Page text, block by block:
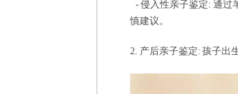
- 侵入性亲子鉴定: 通过
慎建议。
2. 产后亲子鉴定: 孩子出